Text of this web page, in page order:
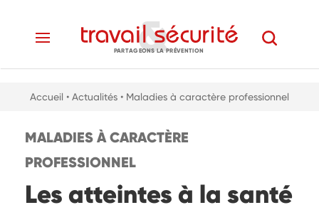
PARTAGEONS LA PRÉVENTION
Accueil • Actualités • Maladies à caractère professionnel
MALADIES À CARACTÈRE
PROFESSIONNEL
Les atteintes à la santé